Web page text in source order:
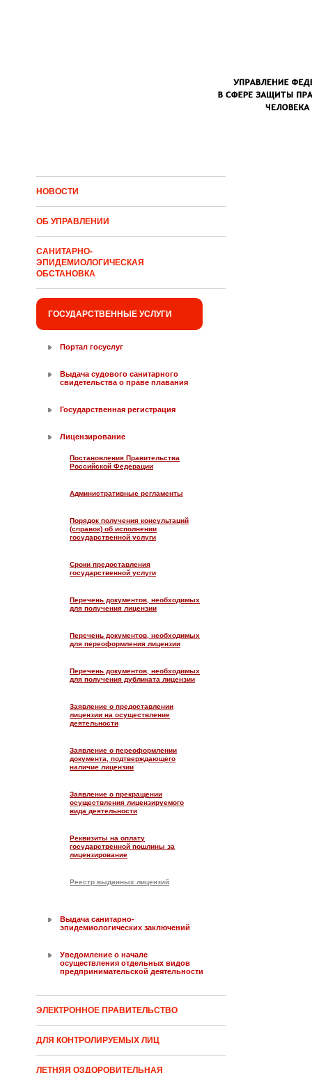
НОВОСТИ
ОБ УПРАВЛЕНИИ
САНИТАРНО-
ЭПИДЕМИОЛОГИЧЕСКАЯ
ОБСТАНОВКА
ГОСУДАРСТВЕННЫЕ УСЛУГИ
Портал госуслуг
Выдача судового санитарного
свидетельства о праве плавания
Государственная регистрация
Лицензирование
Постановления Правительства
Российской Федерации
Административные регламенты
Порядок получения консультаций
(справок) об исполнении
государственной услуги
Сроки предоставления
государственной услуги
Перечень документов, необходимых
для получения лицензии
Перечень документов, необходимых
для переоформления лицензии
Перечень документов, необходимых
для получения дубликата лицензии
Заявление о предоставлении
лицензии на осуществление
деятельности
Заявление о переоформлении
документа, подтверждающего
наличие лицензии
Заявление о прекращении
осуществления лицензируемого
вида деятельности
Реквизиты на оплату
государственной пошлины за
лицензирование
Реестр выданных лицензий
Выдача санитарно-
эпидемиологических заключений
Уведомление о начале
осуществления отдельных видов
предпринимательской деятельности
ЭЛЕКТРОННОЕ ПРАВИТЕЛЬСТВО
ДЛЯ КОНТРОЛИРУЕМЫХ ЛИЦ
ЛЕТНЯЯ ОЗДОРОВИТЕЛЬНАЯ